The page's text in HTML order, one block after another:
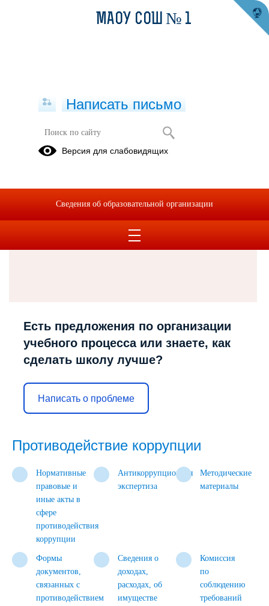
Есть предложения по организации
учебного процесса или знаете, как
сделать школу лучше?
Написать о проблеме
Противодействие коррупции
Нормативные
правовые и
иные акты в
сфере
противодействия
коррупции
Антикоррупционная
экспертиза
Методические
материалы
Формы
документов,
связанных с
противодействием
Сведения о
доходах,
расходах, об
имуществе
Комиссия
по
соблюдению
требований
МАОУ СОШ № 1
Написать письмо
Версия для слабовидящих
Сведения об образовательной организации